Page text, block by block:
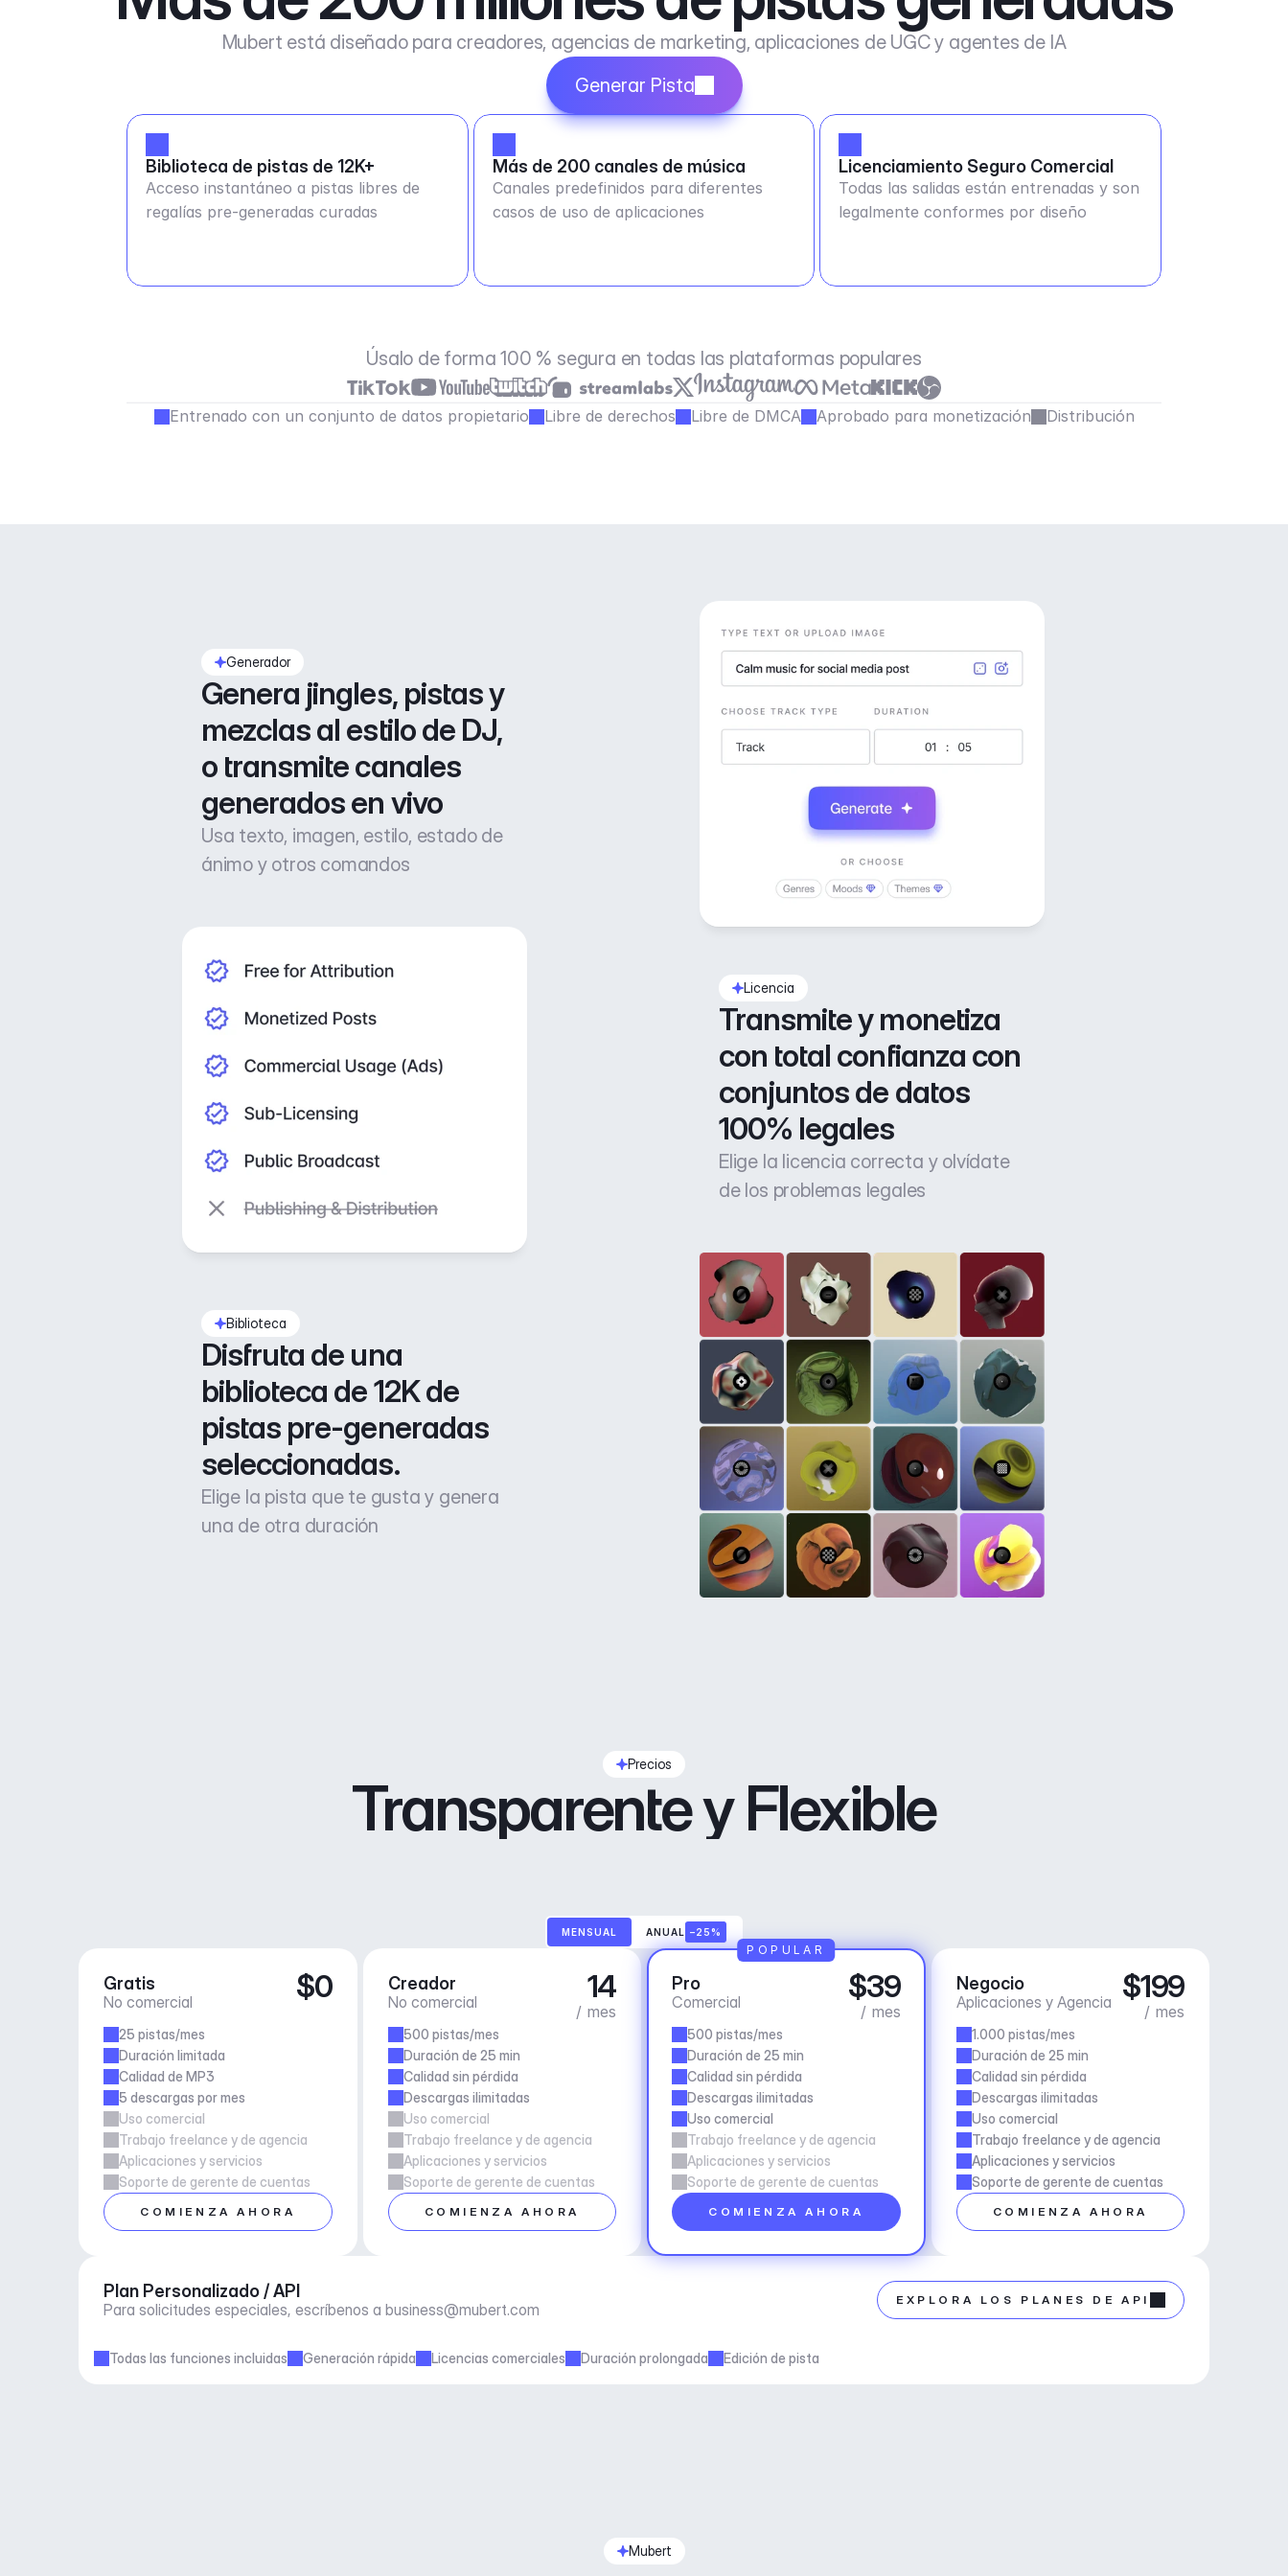
Mubert está diseñado para creadores, agencias de marketing, aplicaciones de UGC y agentes de IA
Generar Pista
Biblioteca de pistas de 12K+
Acceso instantáneo a pistas libres de
regalías pre-generadas curadas
Más de 200 canales de música
Canales predefinidos para diferentes
casos de uso de aplicaciones
Licenciamiento Seguro Comercial
Todas las salidas están entrenadas y son
legalmente conformes por diseño
Úsalo de forma 100 % segura en todas las plataformas populares
Entrenado con un conjunto de datos propietario Libre de derechos Libre de DMCA Aprobado para monetización Distribución
Generador
Genera jingles, pistas y
mezclas al estilo de DJ,
o transmite canales
generados en vivo
Usa texto, imagen, estilo, estado de
ánimo y otros comandos
Licencia
Transmite y monetiza
con total confianza con
conjuntos de datos
100% legales
Elige la licencia correcta y olvídate
de los problemas legales
Biblioteca
Disfruta de una
biblioteca de 12K de
pistas pre-generadas
seleccionadas.
Elige la pista que te gusta y genera
una de otra duración
Precios
Transparente y Flexible
MENSUAL ANUAL –25%
Gratis
No comercial $0
25 pistas/mes
Duración limitada
Calidad de MP3
5 descargas por mes
Uso comercial
Trabajo freelance y de agencia
Aplicaciones y servicios
Soporte de gerente de cuentas
COMIENZA AHORA
Creador
No comercial 14
/ mes
500 pistas/mes
Duración de 25 min
Calidad sin pérdida
Descargas ilimitadas
Uso comercial
Trabajo freelance y de agencia
Aplicaciones y servicios
Soporte de gerente de cuentas
COMIENZA AHORA
Pro
Comercial $39
/ mes
500 pistas/mes
Duración de 25 min
Calidad sin pérdida
Descargas ilimitadas
Uso comercial
Trabajo freelance y de agencia
Aplicaciones y servicios
Soporte de gerente de cuentas
COMIENZA AHORA
POPULAR
Negocio
Aplicaciones y Agencia $199
/ mes
1.000 pistas/mes
Duración de 25 min
Calidad sin pérdida
Descargas ilimitadas
Uso comercial
Trabajo freelance y de agencia
Aplicaciones y servicios
Soporte de gerente de cuentas
COMIENZA AHORA
Plan Personalizado / API
Para solicitudes especiales, escríbenos a business@mubert.com
EXPLORA LOS PLANES DE API
Todas las funciones incluidas Generación rápida Licencias comerciales Duración prolongada Edición de pista
Mubert